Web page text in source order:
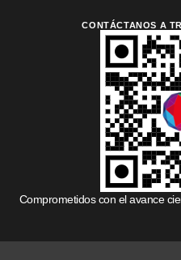
CONTÁCTANOS A
Comprometidos con el avance